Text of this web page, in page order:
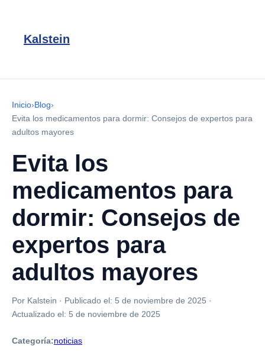
Kalstein
Inicio›Blog›
Evita los medicamentos para dormir: Consejos de expertos para
adultos mayores
Evita los
medicamentos para
dormir: Consejos de
expertos para
adultos mayores
Por Kalstein · Publicado el: 5 de noviembre de 2025 ·
Actualizado el: 5 de noviembre de 2025
Categoría:noticias